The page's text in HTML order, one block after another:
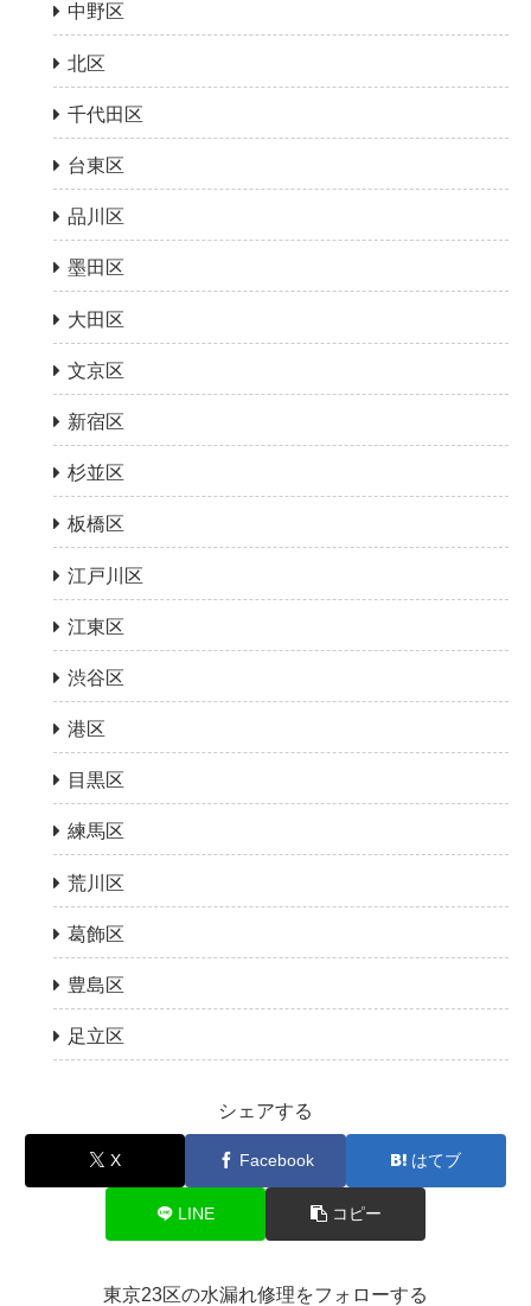
中野区
北区
千代田区
台東区
品川区
墨田区
大田区
文京区
新宿区
杉並区
板橋区
江戸川区
江東区
渋谷区
港区
目黒区
練馬区
荒川区
葛飾区
豊島区
足立区
シェアする
X Facebook はてブ
LINE コピー
東京23区の水漏れ修理をフォローする